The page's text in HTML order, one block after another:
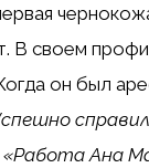
В своем
он был
«Работа Ана